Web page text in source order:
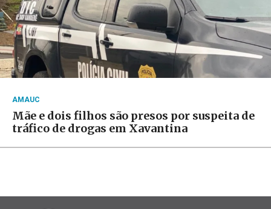
AMAUC
Mãe e dois filhos são presos por suspeita de
tráfico de drogas em Xavantina